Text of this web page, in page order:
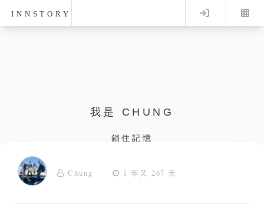
INNSTORY Log in
我是 CHUNG
鎖住記憶
Chung 1 年又 267 天